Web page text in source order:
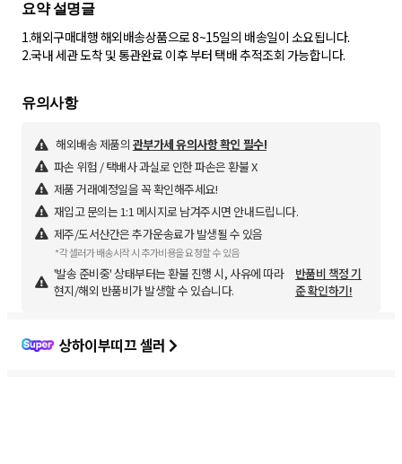
요약 설명글
1.해외구매대행 해외배송상품으로 8~15일의 배송일이 소요됩니다.
2.국내 세관 도착 및 통관완료 이후 부터 택배 추적조회 가능합니다.
유의사항
해외배송 제품의 관부가세 유의사항 확인 필수!
파손 위험 / 택배사 과실로 인한 파손은 환불 X
제품 거래예정일을 꼭 확인해주세요!
재입고 문의는 1:1 메시지로 남겨주시면 안내드립니다.
제주/도서산간은 추가운송료가 발생될 수 있음
*각 셀러가 배송시작 시 추가비용을 요청할 수 있음
'발송 준비중' 상태부터는 환불 진행 시, 사유에 따라
현지/해외 반품비가 발생할 수 있습니다.
반품비 책정 기
준 확인하기!
상하이부띠끄 셀러